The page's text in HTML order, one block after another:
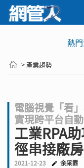
熱
> 產業趨勢
電腦視覺「看
實現跨平台自
工業RPA
徑串接廠
2021-12-23 余采霏